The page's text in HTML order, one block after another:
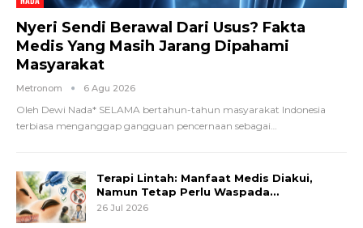
Nyeri Sendi Berawal Dari Usus? Fakta
Medis Yang Masih Jarang Dipahami
Masyarakat
Metronom 6 Agu 2026
Oleh Dewi Nada* SELAMA bertahun-tahun masyarakat Indonesia
terbiasa menganggap gangguan pencernaan sebagai…
Terapi Lintah: Manfaat Medis Diakui,
Namun Tetap Perlu Waspada…
26 Jul 2026